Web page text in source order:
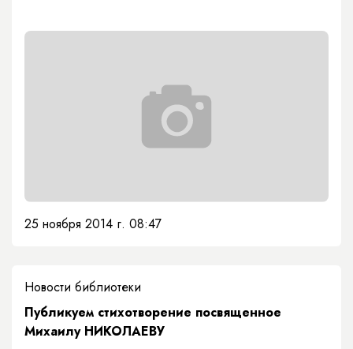
25 ноября 2014 г. 08:47
Новости библиотеки
Публикуем стихотворение посвященное
Михаилу НИКОЛАЕВУ